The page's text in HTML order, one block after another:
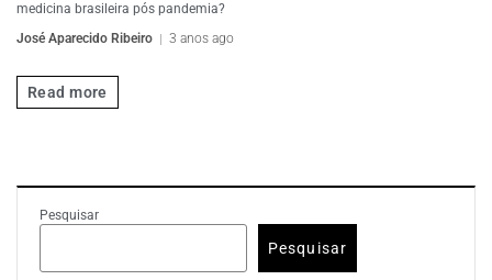
medicina brasileira pós pandemia?
José Aparecido Ribeiro
3 anos ago
Read more
Pesquisar
Pesquisar